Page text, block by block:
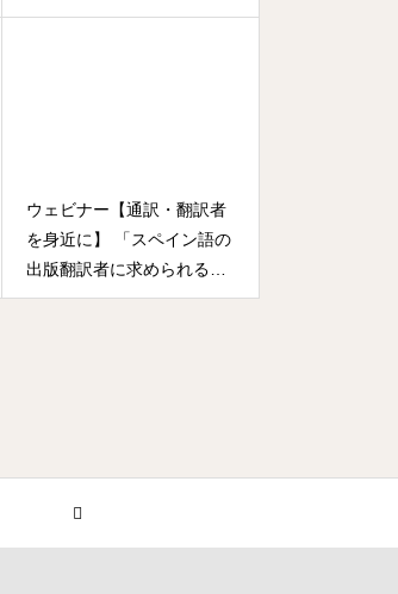
ウェビナー【通訳・翻訳者
を身近に】 「スペイン語の
出版翻訳者に求められるも
のとは」